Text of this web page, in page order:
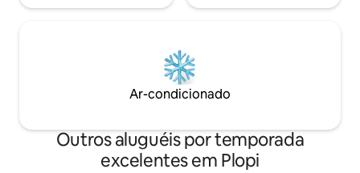
Ar-condicionado
Outros aluguéis por temporada
excelentes em Plopi